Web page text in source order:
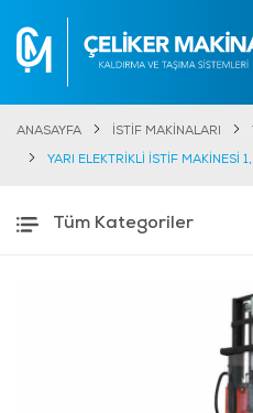
ANASAYFA İSTİF MAKİNALARI
YARI ELEKTRİKLİ İSTİF MAKİNESİ
Tüm Kategoriler